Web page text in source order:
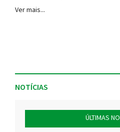
Ver mais...
NOTÍCIAS
ÚLTIMAS